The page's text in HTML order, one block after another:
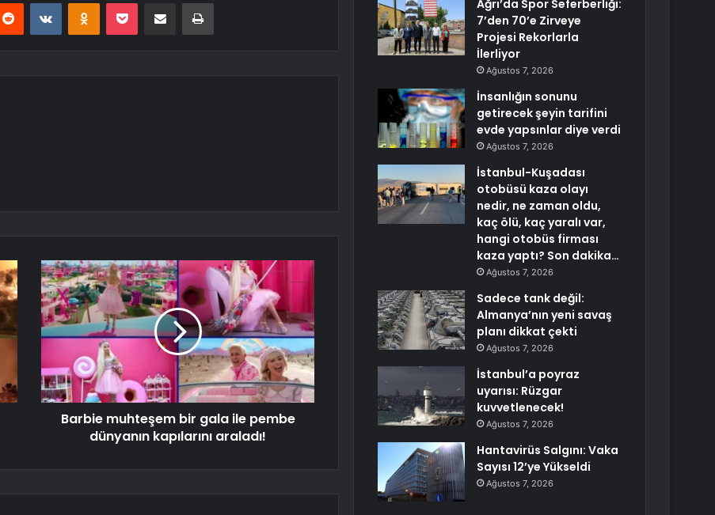
Reddit VKontakteOdnoklassniki
Pocket E-Posta ile paylaş Yazdır
Barbie muhteşem bir gala ile pembe
dünyanın kapılarını araladı!
Ağrı’da Spor Seferberliği:
7’den 70’e Zirveye
Projesi Rekorlarla
İlerliyor
Ağustos 7, 2026
İnsanlığın sonunu
getirecek şeyin tarifini
evde yapsınlar diye verdi
Ağustos 7, 2026
İstanbul-Kuşadası
otobüsü kaza olayı
nedir, ne zaman oldu,
kaç ölü, kaç yaralı var,
hangi otobüs firması
kaza yaptı? Son dakika…
Ağustos 7, 2026
Sadece tank değil:
Almanya’nın yeni savaş
planı dikkat çekti
Ağustos 7, 2026
İstanbul’a poyraz
uyarısı: Rüzgar
kuvvetlenecek!
Ağustos 7, 2026
Hantavirüs Salgını: Vaka
Sayısı 12’ye Yükseldi
Ağustos 7, 2026